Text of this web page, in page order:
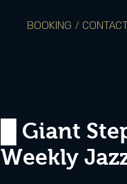
BOOKING /
█ Giant
Weekly